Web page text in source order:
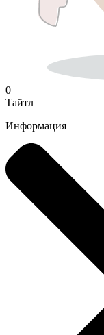
0
Тайтл
Информация